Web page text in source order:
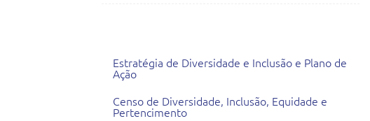
Estratégia de Diversidade e Inclusão e Plano de
Ação
Censo de Diversidade, Inclusão, Equidade e
Pertencimento